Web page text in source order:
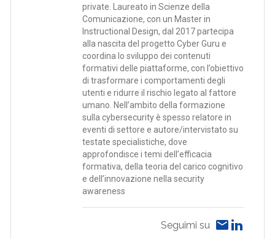
private. Laureato in Scienze della
Comunicazione, con un Master in
Instructional Design, dal 2017 partecipa
alla nascita del progetto Cyber Guru e
coordina lo sviluppo dei contenuti
formativi delle piattaforme, con l’obiettivo
di trasformare i comportamenti degli
utenti e ridurre il rischio legato al fattore
umano. Nell’ambito della formazione
sulla cybersecurity è spesso relatore in
eventi di settore e autore/intervistato su
testate specialistiche, dove
approfondisce i temi dell’efficacia
formativa, della teoria del carico cognitivo
e dell’innovazione nella security
awareness
Seguimi su